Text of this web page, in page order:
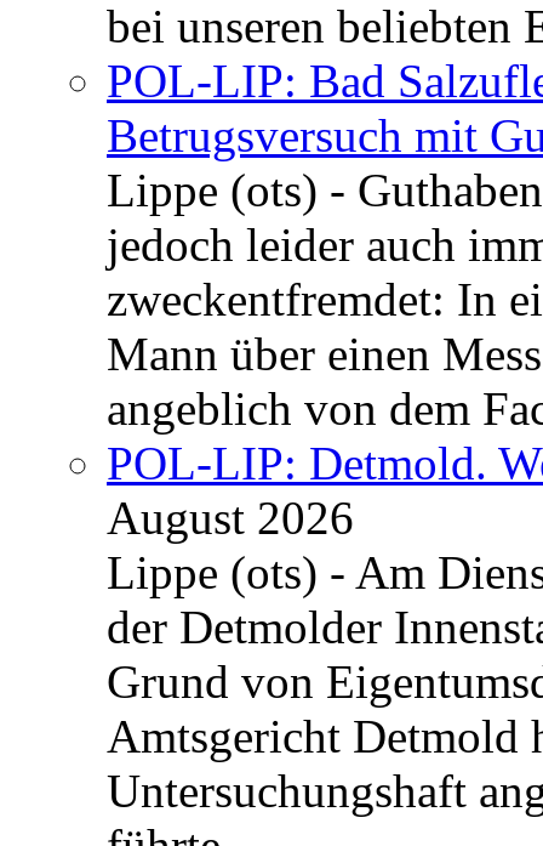
bei unseren beliebten
POL-LIP: Bad
Betrugsversuch mit
Lippe (ots) -
jedoch leider auch
zweckentfremdet: In
Mann über einen
angeblich von dem
POL-LIP: Detmold.
August 2026
Lippe (ots) - Am
der Detmolder
Grund von
Amtsgericht Detmold
Untersuchungshaft